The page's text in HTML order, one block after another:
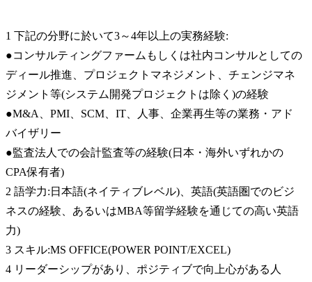
1 下記の分野に於いて3～4年以上の実務経験:
●コンサルティングファームもしくは社内コンサルとしての
ディール推進、プロジェクトマネジメント、チェンジマネ
ジメント等(システム開発プロジェクトは除く)の経験
●M&A、PMI、SCM、IT、人事、企業再生等の業務・アド
バイザリー
●監査法人での会計監査等の経験(日本・海外いずれかの
CPA保有者)
2 語学力:日本語(ネイティブレベル)、英語(英語圏でのビジ
ネスの経験、あるいはMBA等留学経験を通じての高い英語
力)
3 スキル:MS OFFICE(POWER POINT/EXCEL)
4 リーダーシップがあり、ポジティブで向上心がある人